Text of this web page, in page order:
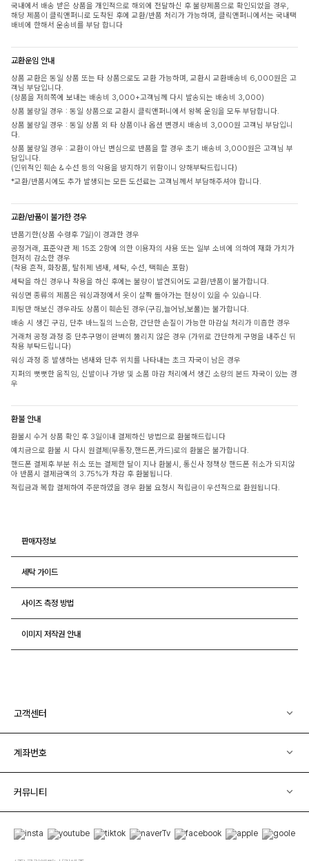
국내에서 배송 받은 상품을 개인적으로 해외에 전달하신 후 불량제품으로 확인되었을 경우,
해당 제품이 클릭앤퍼니로 도착된 후에 교환/반품 처리가 가능하며, 클릭앤퍼니에서는 국내택
배비에 한해서 운송비를 부담 합니다
교환운임 안내
상품 교환은 동일 상품 또는 타 상품으로도 교환 가능하며, 교환시 교환배송비 6,000원은 고
객님 부담입니다.
(상품을 저희쪽에 보내는 배송비 3,000+고객님께 다시 발송되는 배송비 3,000)
상품 불량일 경우 : 동일 상품으로 교환시 클릭앤퍼니에서 왕복 운임을 모두 부담합니다.
상품 불량일 경우 : 동일 상품 외 타 상품이나 옵션 변경시 배송비 3,000원 고객님 부담입니
다.
상품 불량일 경우 : 교환이 아닌 변심으로 반품을 할 경우 초기 배송비 3,000원은 고객님 부
담입니다.
(인위적인 훼손 & 수선 등의 악용을 방지하기 위함이니 양해부탁드립니다)
*교환/반품시에도 추가 발생되는 모든 도선료는 고객님께서 부담해주셔야 합니다.
교환/반품이 불가한 경우
반품기한(상품 수령후 7일)이 경과한 경우
공정거래, 표준약관 제 15조 2항에 의한 이용자의 사용 또는 일부 소비에 의하여 재화 가치가
현저히 감소한 경우
(착용 흔적, 화장품, 탈취제 냄새, 세탁, 수선, 택훼손 포함)
세탁을 하신 경우나 착용을 하신 후에는 불량이 발견되어도 교환/반품이 불가합니다.
워싱면 종류의 제품은 워싱과정에서 옷이 살짝 돌아가는 현상이 있을 수 있습니다.
피팅만 해보신 경우라도 상품이 훼손된 경우(구김,늘어남,보풀)는 불가합니다.
배송 시 생긴 구김, 단추 바느질의 느슨함, 간단한 손질이 가능한 마감실 처리가 미흡한 경우
거래처 공정 과정 중 단추구멍이 완벽히 뚫리지 않은 경우 (가위로 간단하게 구멍을 내주신 뒤
착용 부탁드립니다)
워싱 과정 중 발생하는 냄새와 단추 위치를 나타내는 초크 자국이 남은 경우
지퍼의 뻣뻣한 움직임, 신발이나 가방 및 소품 마감 처리에서 생긴 소량의 본드 자국이 있는 경
우
환불 안내
환불시 수거 상품 확인 후 3일이내 결제하신 방법으로 환불해드립니다
예치금으로 환불 시 다시 원결제(무통장,핸드폰,카드)로의 환불은 불가합니다.
핸드폰 결제후 부분 취소 또는 결제한 달이 지나 환불시, 통신사 정책상 핸드폰 취소가 되지않
아 반품시 결제금액의 3.75%가 차감 후 환불됩니다.
적립금과 복합 결제하여 주문하였을 경우 환불 요청시 적립금이 우선적으로 환원됩니다.
판매자정보
세탁 가이드
사이즈 측정 방법
이미지 저작권 안내
고객센터
계좌번호
커뮤니티